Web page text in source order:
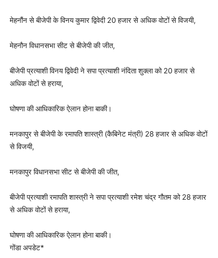
मेहनौंन से बीजेपी के विनय कुमार द्विवेदी 20 हजार से अधिक वोटों से विजयी,
मेहनौन विधानसभा सीट से बीजेपी की जीत,
बीजेपी प्रत्याशी विनय द्विवेदी ने सपा प्रत्याशी नंदिता शुक्ला को 20 हजार से
अधिक वोटों से हराया,
घोषणा की आधिकारिक ऐलान होना बाकी।
मनकापुर से बीजेपी के रमापति शास्त्री (कैबिनेट मंत्री) 28 हजार से अधिक वोटों
से विजयी,
मनकापुर विधानसभा सीट से बीजेपी की जीत,
बीजेपी प्रत्याशी रमापति शास्त्री ने सपा प्रत्याशी रमेश चंद्र गौतम को 28 हजार
से अधिक वोटों से हराया,
घोषणा की आधिकारिक ऐलान होना बाकी।
गोंडा अपडेट*